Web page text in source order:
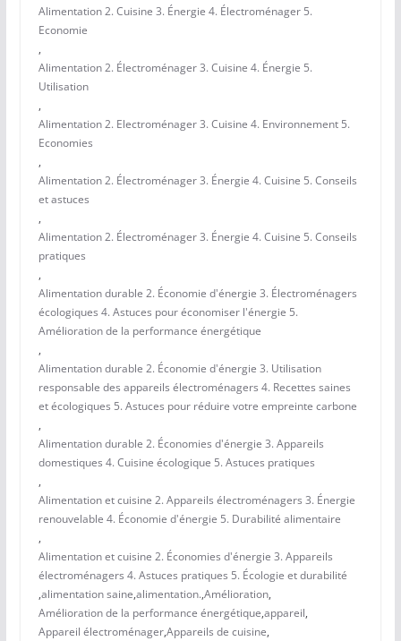
Alimentation 2. Cuisine 3. Énergie 4. Électroménager 5.
Economie
,
Alimentation 2. Électroménager 3. Cuisine 4. Énergie 5.
Utilisation
,
Alimentation 2. Electroménager 3. Cuisine 4. Environnement 5.
Economies
,
Alimentation 2. Électroménager 3. Énergie 4. Cuisine 5. Conseils
et astuces
,
Alimentation 2. Électroménager 3. Énergie 4. Cuisine 5. Conseils
pratiques
,
Alimentation durable 2. Économie d'énergie 3. Électroménagers
écologiques 4. Astuces pour économiser l'énergie 5.
Amélioration de la performance énergétique
,
Alimentation durable 2. Économie d'énergie 3. Utilisation
responsable des appareils électroménagers 4. Recettes saines
et écologiques 5. Astuces pour réduire votre empreinte carbone
,
Alimentation durable 2. Économies d'énergie 3. Appareils
domestiques 4. Cuisine écologique 5. Astuces pratiques
,
Alimentation et cuisine 2. Appareils électroménagers 3. Énergie
renouvelable 4. Économie d'énergie 5. Durabilité alimentaire
,
Alimentation et cuisine 2. Économies d'énergie 3. Appareils
électroménagers 4. Astuces pratiques 5. Écologie et durabilité
,alimentation saine,alimentation.,Amélioration,
Amélioration de la performance énergétique,appareil,
Appareil électroménager,Appareils de cuisine,